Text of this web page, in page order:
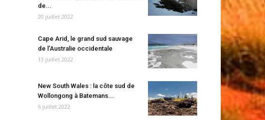
de...
20 juillet 2022
Cape Arid, le grand sud sauvage
de l’Australie occidentale
13 juillet 2022
New South Wales : la côte sud de
Wollongong à Batemans...
6 juillet 2022